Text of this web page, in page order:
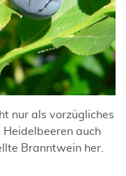
nur als vorzügliches
auch
Branntwein her.